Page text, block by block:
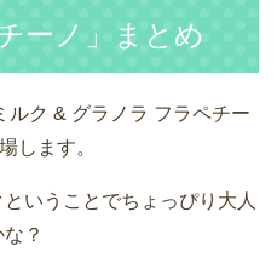
ーノ」まとめ
ルク & グラノラ フラペチー
します。
いうことでちょっぴり大人
？